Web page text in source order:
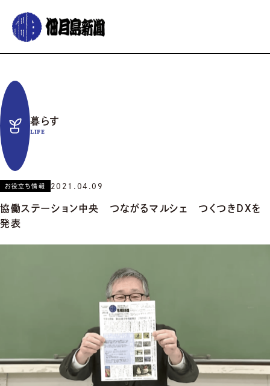
グルメ おでかけ 暮らす
佃月島新聞の紹介
お知らせ
お役立ち情報 2021.04.09
協働ステーション中央 つながるマルシェ つくつきDXを
発表
暮らす
LIFE